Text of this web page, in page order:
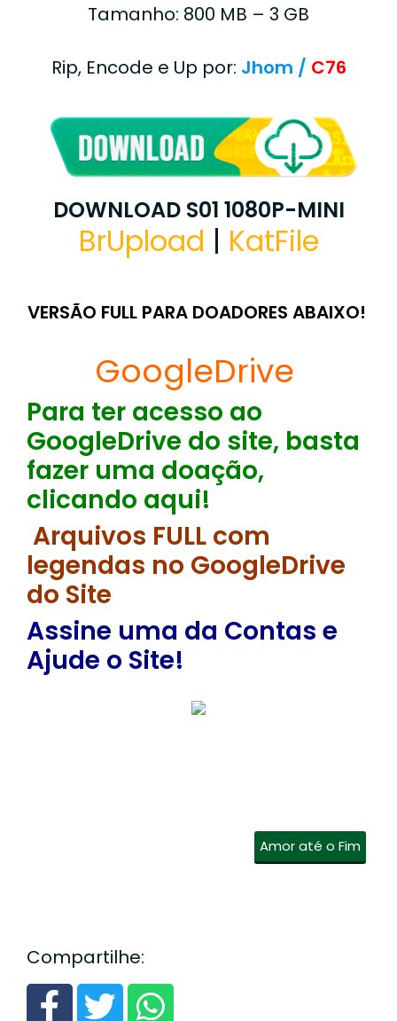
Tamanho: 800 MB – 3 GB
Rip, Encode e Up por: Jhom / C76
DOWNLOAD S01 1080P-MINI
BrUpload | KatFile
VERSÃO FULL PARA DOADORES ABAIXO!
GoogleDrive
Para ter acesso ao
GoogleDrive do site, basta
fazer uma doação,
clicando aqui!
Arquivos FULL com
legendas no GoogleDrive
do Site
Assine uma da Contas e
Ajude o Site!
Amor até o Fim
Compartilhe: